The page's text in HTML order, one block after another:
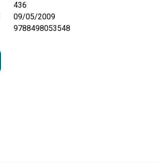
436
09/05/2009
9788498053548